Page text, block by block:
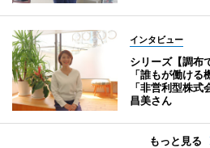
インタビュー
シリーズ【調布
「誰もが働ける
「非営利型株
昌美さん
もっと見る